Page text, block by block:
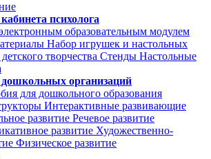
психолога
образовательным модулем
Набор игрушек и настольных
творчества Стенды Настольные
организаций
для дошкольного образования
Интерактивные развивающие
развитие Речевое развитие
развитие Художественно-
Физическое развитие